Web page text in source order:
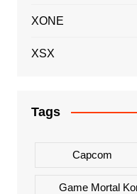
XONE
XSX
Tags
Capcom
Game Mortal